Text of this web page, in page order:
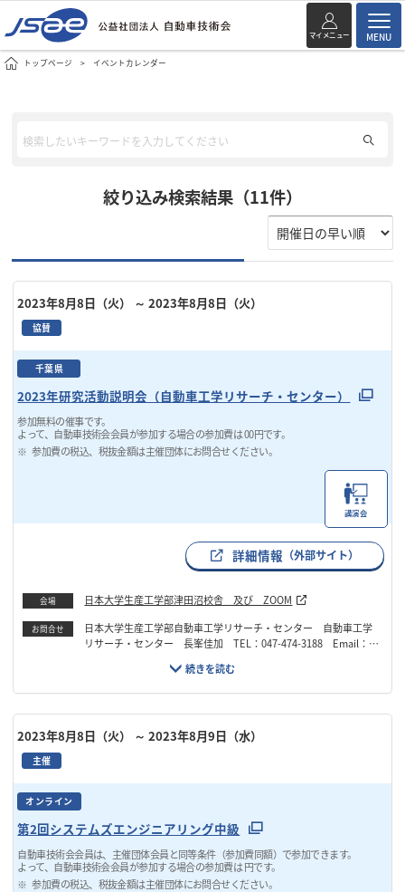
マイメニュー MENU
トップページ イベントカレンダー
絞り込み検索結果（11件）
2023年8月8日（火） ～ 2023年8月8日（火）
協賛
千葉県
2023年研究活動説明会（自動車工学リサーチ・センター）
参加無料の催事です。
よって、自動車技術会会員が参加する場合の参加費は 00円です。
参加費の税込、税抜金額は主催団体にお問合せください。
講演会
詳細情報 （外部サイト）
会場 日本大学生産工学部津田沼校舎 及び ZOOM
お問合せ
日本大学生産工学部自動車工学リサーチ・センター 自動車工学
リサーチ・センター 長峯佳加 TEL：047-474-3188 Email：ci
2023年8月8日（火） ～ 2023年8月9日（水）
主催
オンライン
第2回システムズエンジニアリング中級
自動車技術会会員は、主催団体会員と同等条件（参加費同額）で参加できます。
よって、自動車技術会会員が参加する場合の参加費は 円です。
参加費の税込、税抜金額は主催団体にお問合せください。